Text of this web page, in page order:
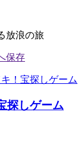
放浪の旅
探しゲーム